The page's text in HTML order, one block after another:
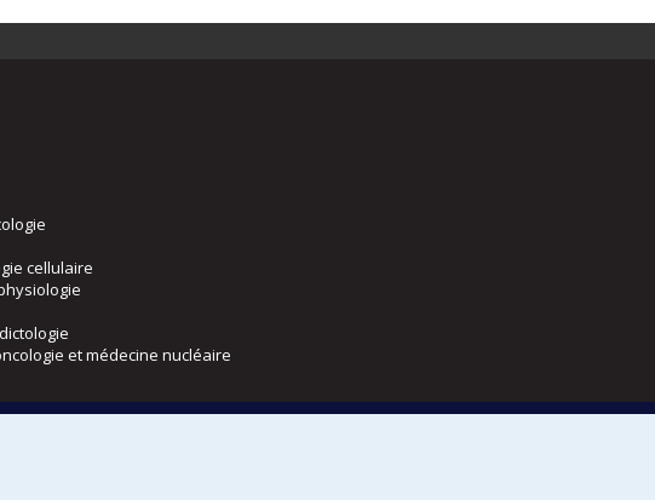
cellulaire
et médecine nucléaire